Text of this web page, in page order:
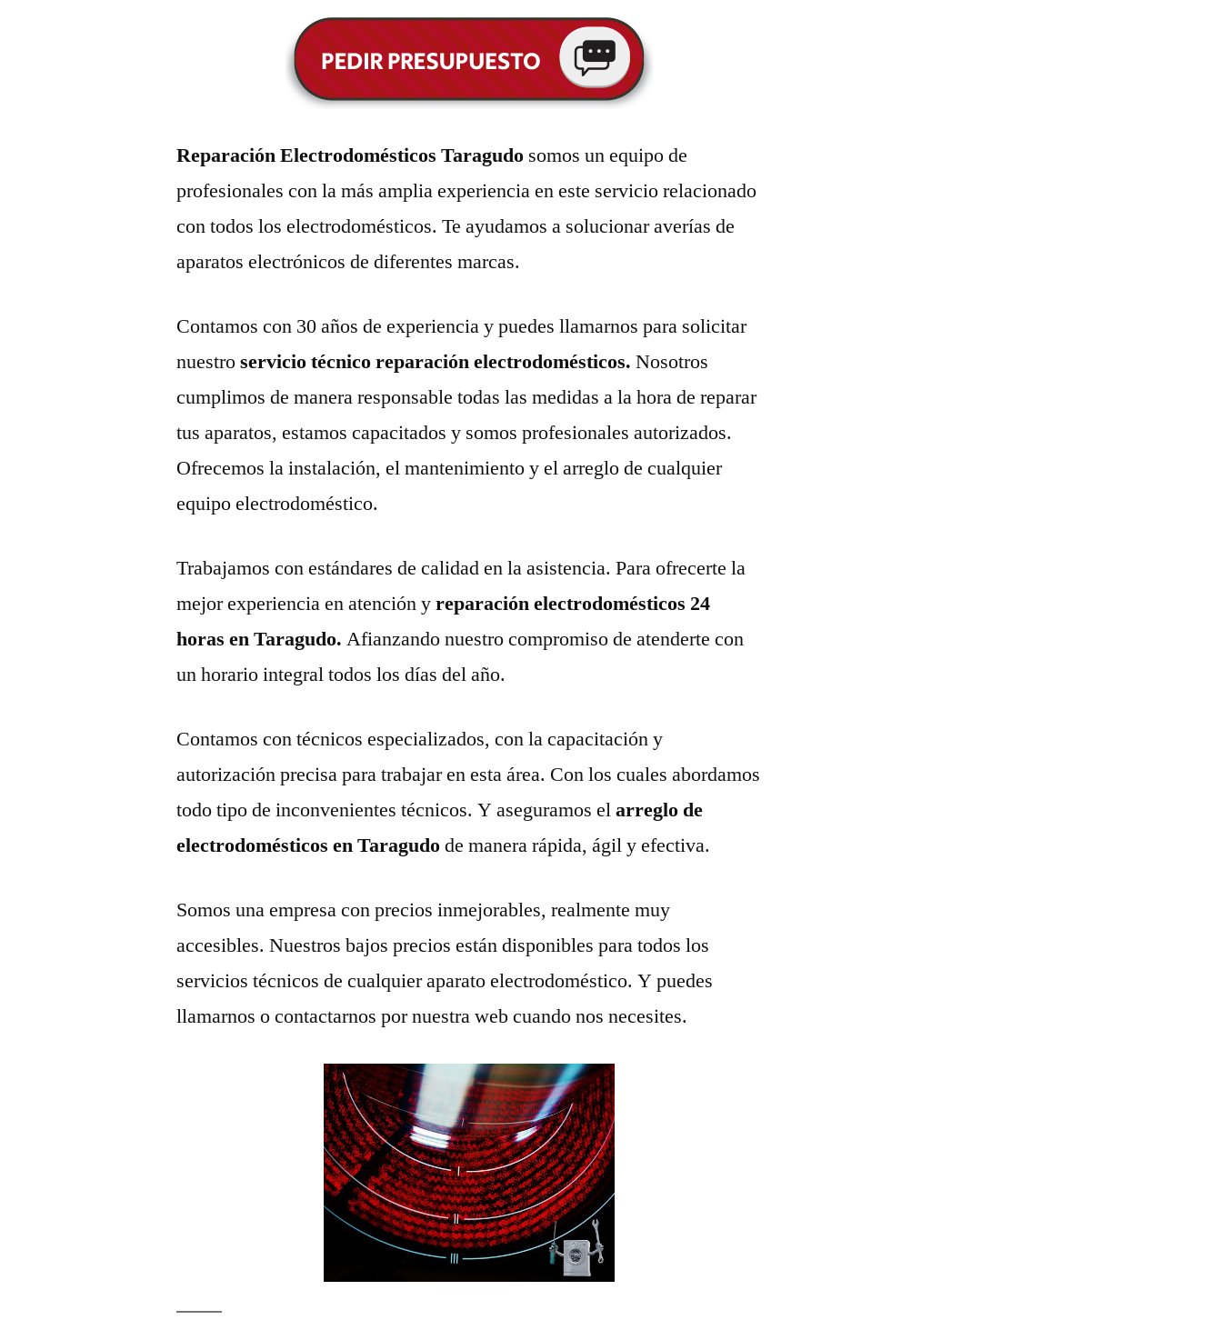
Reparación Electrodomésticos Taragudo somos un equipo de
profesionales con la más amplia experiencia en este servicio relacionado
con todos los electrodomésticos. Te ayudamos a solucionar averías de
aparatos electrónicos de diferentes marcas.
Contamos con 30 años de experiencia y puedes llamarnos para solicitar
nuestroservicio técnico reparación electrodomésticos.Nosotros
cumplimos de manera responsable todas las medidas a la hora de reparar
tus aparatos, estamos capacitados y somos profesionales autorizados.
Ofrecemos la instalación, el mantenimiento y el arreglo de cualquier
equipo electrodoméstico.
Trabajamos con estándares de calidad en la asistencia. Para ofrecerte la
mejor experiencia en atención yreparación electrodomésticos 24
horas en Taragudo.Afianzando nuestro compromiso de atenderte con
un horario integral todos los días del año.
Contamos con técnicos especializados, con la capacitación y
autorización precisa para trabajar en esta área. Con los cuales abordamos
todo tipo de inconvenientes técnicos. Y aseguramos elarreglo de
electrodomésticos en Taragudode manera rápida, ágil y efectiva.
Somos una empresa con precios inmejorables, realmente muy
accesibles. Nuestros bajos precios están disponibles para todos los
servicios técnicos de cualquier aparato electrodoméstico. Y puedes
llamarnos o contactarnos por nuestra web cuando nos necesites.